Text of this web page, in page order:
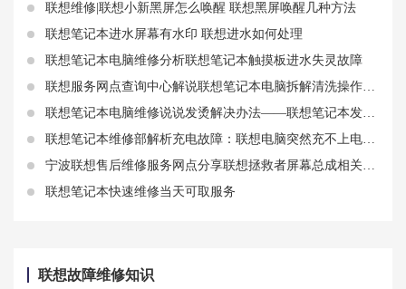
联想维修|联想小新黑屏怎么唤醒 联想黑屏唤醒几种方法
联想笔记本进水屏幕有水印 联想进水如何处理
联想笔记本电脑维修分析联想笔记本触摸板进水失灵故障
联想服务网点查询中心解说联想笔记本电脑拆解清洗操作步骤
联想笔记本电脑维修说说发烫解决办法——联想笔记本发热开不了机什么原因
联想笔记本维修部解析充电故障：联想电脑突然充不上电了怎么办
宁波联想售后维修服务网点分享联想拯救者屏幕总成相关知识
联想笔记本快速维修当天可取服务
联想故障维修知识